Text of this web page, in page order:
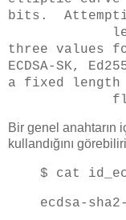
bits.
lengths
three values
ECDSA-SK,
a fixed length
flag will
Bir genel anahtarın
kullandığını
$ cat
ecdsa-